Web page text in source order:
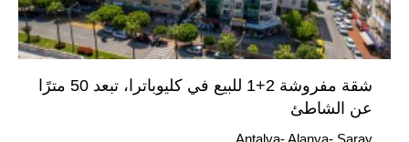
شقة مفروشة 2+1 للبيع في كليوباترا، تبعد 50 مترًا
عن الشاطئ